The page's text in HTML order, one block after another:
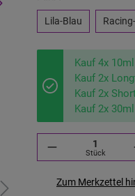
Lila-Blau
Kauf 4x
Kauf 2x
Kauf 2x
Kauf 2x
Stück
Zum Merkzettel